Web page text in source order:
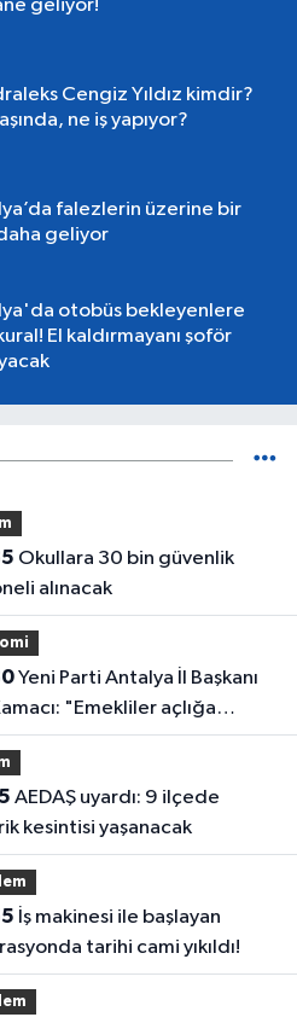
geliyor!
Cengiz Yıldız kimdir?
ne iş yapıyor?
falezlerin üzerine bir
geliyor
otobüs bekleyenlere
El kaldırmayanı şoför
alınacak
Yeni Parti Antalya İl Başkanı
"Emekliler açlığa
edildi"
kesintisi yaşanacak
tarihi cami yıkıldı!